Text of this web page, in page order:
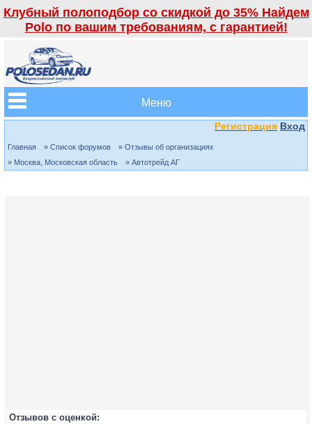
Клубный полоподбор со скидкой до 35% Найдем
Polo по вашим требованиям, с гарантией!
Меню
Регистрация Вход
Главная » Список форумов
» Отзывы об организациях
» Москва, Московская область
» Автотрейд АГ
Отзывов с оценкой: